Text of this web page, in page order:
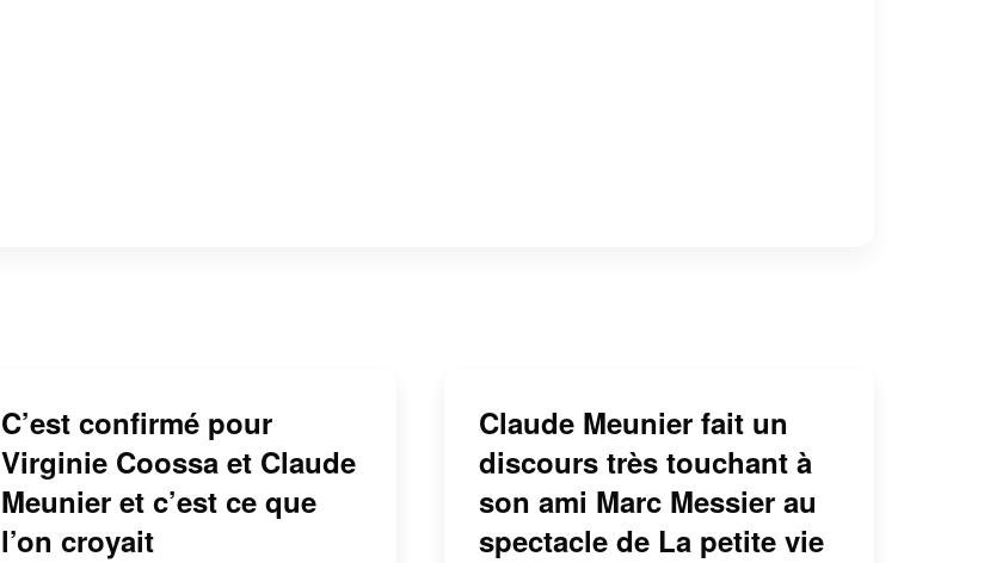
C’est confirmé pour
Virginie Coossa et Claude
Meunier et c’est ce que
l’on croyait
Claude Meunier fait un
discours très touchant à
son ami Marc Messier au
spectacle de La petite vie